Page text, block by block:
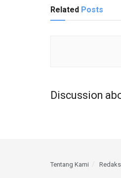
Related Posts
Discussion
Tentang Kami